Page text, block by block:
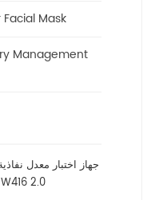
Mask
Management
جهاز اختبار معدل
الماء W416 2.0